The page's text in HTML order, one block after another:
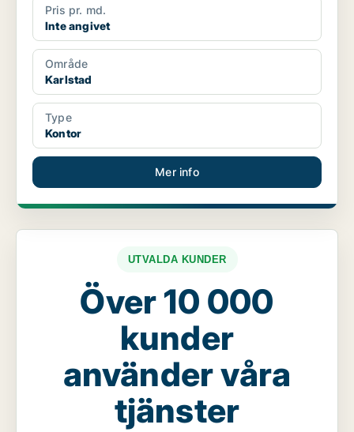
Pris pr. md.
Inte angivet
Område
Karlstad
Type
Kontor
Mer info
UTVALDA KUNDER
Över 10 000
kunder
använder våra
tjänster